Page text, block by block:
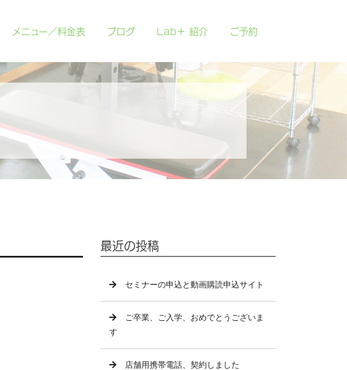
メニュー／料金表 ブログ Lab＋ 紹介 ご予約
最近の投稿
セミナーの申込と動画購読申込サイト
ご卒業、ご入学、おめでとうございま
す
店舗用携帯電話、契約しました